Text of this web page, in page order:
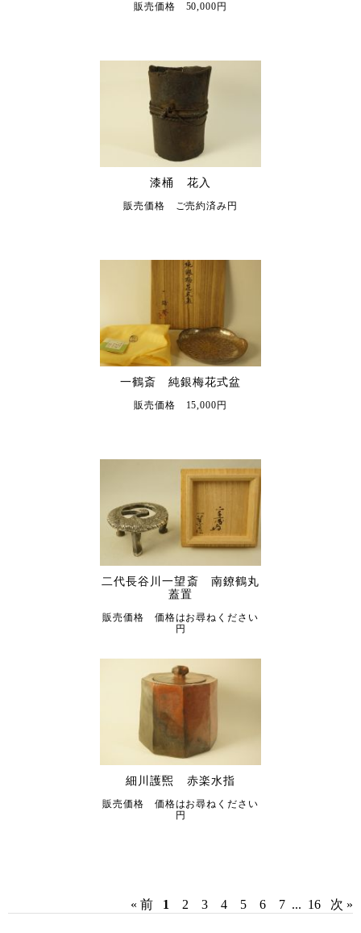
販売価格 50,000円
漆桶 花入
販売価格 ご売約済み円
一鶴斎 純銀梅花式盆
販売価格 15,000円
二代長谷川一望斎 南鐐鶴丸
蓋置
販売価格 価格はお尋ねください
円
細川護煕 赤楽水指
販売価格 価格はお尋ねください
円
« 前 1 2 3 4 5 6 7 ... 16 次 »